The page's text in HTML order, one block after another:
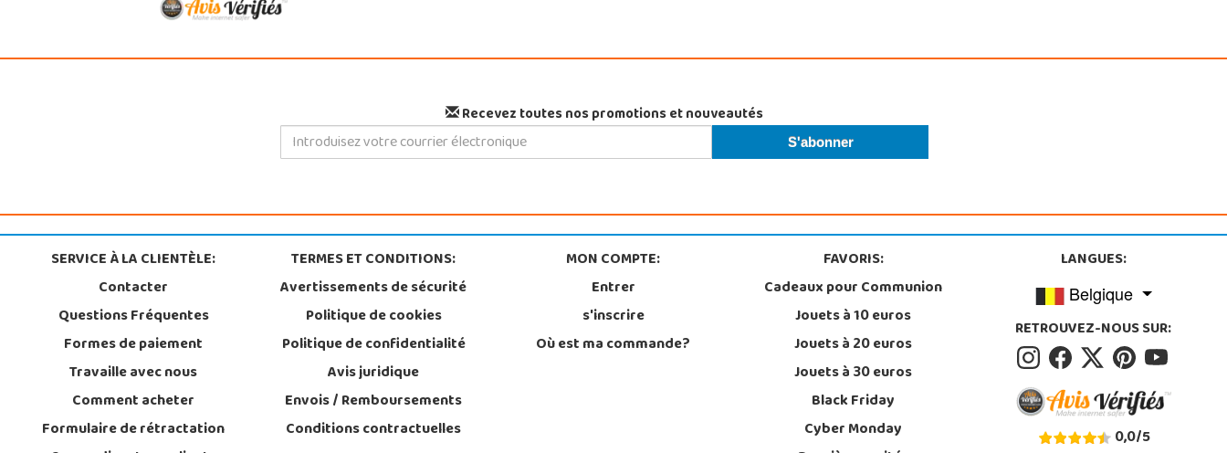
Recevez toutes nos promotions et nouveautés
SERVICE À LA CLIENTÈLE:
Contacter
Questions Fréquentes
Formes de paiement
Travaille avec nous
Comment acheter
Formulaire de rétractation
TERMES ET CONDITIONS:
Avertissements de sécurité
Politique de cookies
Politique de confidentialité
Avis juridique
Envois / Remboursements
Conditions contractuelles
MON COMPTE:
Entrer
s'inscrire
Où est ma commande?
FAVORIS:
Cadeaux pour Communion
Jouets à 10 euros
Jouets à 20 euros
Jouets à 30 euros
Black Friday
Cyber Monday
LANGUES:
Belgique
RETROUVEZ-NOUS SUR:
0,0/5